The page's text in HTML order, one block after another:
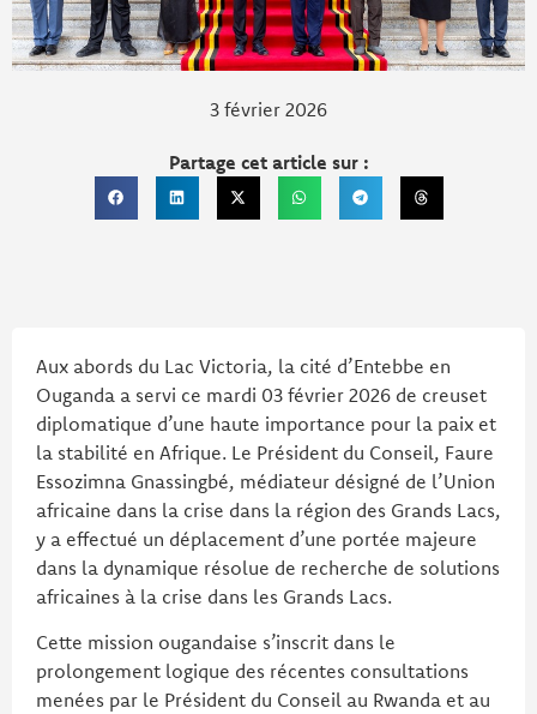
3 février 2026
Partage cet article sur :
Aux abords du Lac Victoria, la cité d’Entebbe en
Ouganda a servi ce mardi 03 février 2026 de creuset
diplomatique d’une haute importance pour la paix et
la stabilité en Afrique. Le Président du Conseil, Faure
Essozimna Gnassingbé, médiateur désigné de l’Union
africaine dans la crise dans la région des Grands Lacs,
y a effectué un déplacement d’une portée majeure
dans la dynamique résolue de recherche de solutions
africaines à la crise dans les Grands Lacs.
Cette mission ougandaise s’inscrit dans le
prolongement logique des récentes consultations
menées par le Président du Conseil au Rwanda et au